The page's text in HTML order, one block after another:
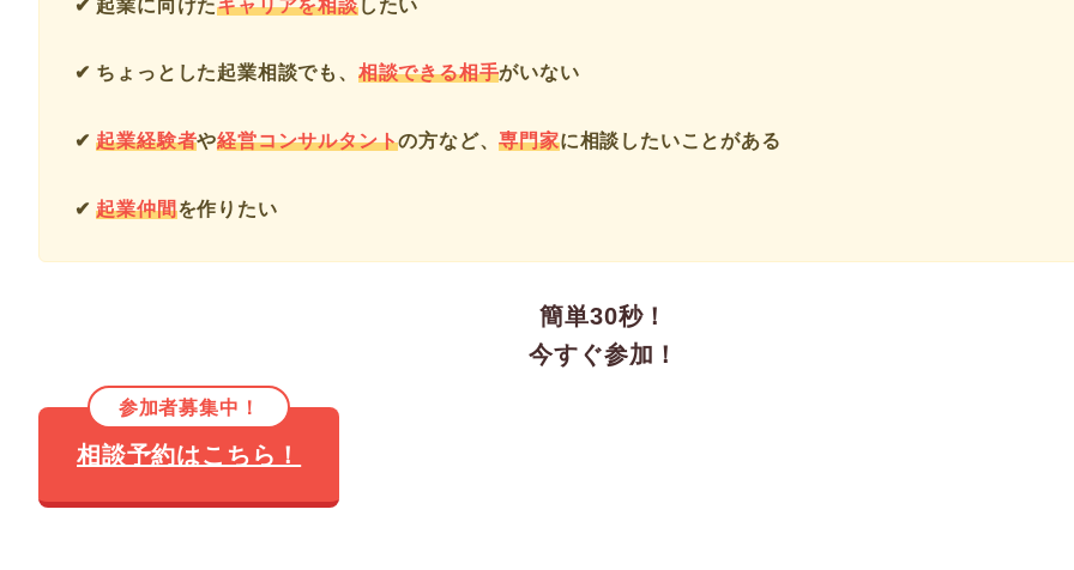
✔ 起業に向けたキャリアを相談したい
✔ ちょっとした起業相談でも、 相談できる相手がいない
✔起業経験者や経営コンサルタントの方など、専門家に相談したいことがある
✔起業仲間を作りたい
簡単30秒！
今すぐ参加！
参加者募集中！
相談予約はこちら！